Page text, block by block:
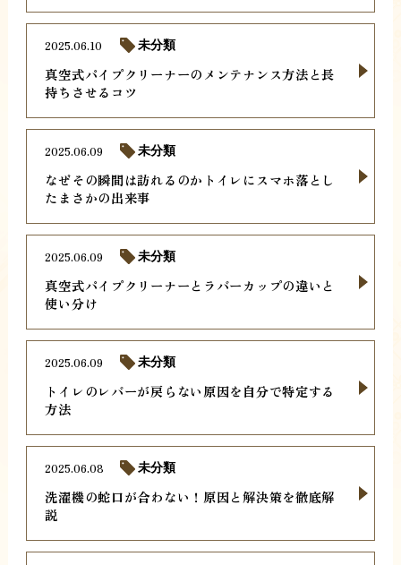
真空式パイプクリーナーのメンテナンス方法と長
持ちさせるコツ
2025.06.10 未分類
なぜその瞬間は訪れるのかトイレにスマホ落とし
たまさかの出来事
2025.06.09 未分類
真空式パイプクリーナーとラバーカップの違いと
使い分け
2025.06.09 未分類
トイレのレバーが戻らない原因を自分で特定する
方法
2025.06.09 未分類
洗濯機の蛇口が合わない！原因と解決策を徹底解
説
2025.06.08 未分類